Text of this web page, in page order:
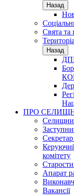
Назад
Свята та
Назад
ПРО
комітету
Апарат
Вакансії